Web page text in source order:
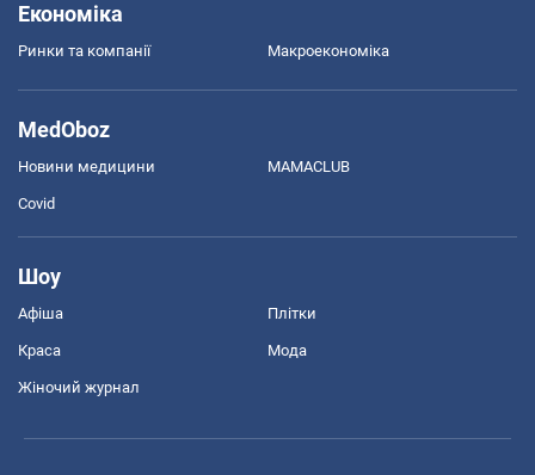
Економіка
Ринки та компанії Макроекономіка
MedOboz
Новини медицини MAMACLUB
Covid
Шоу
Афіша Плітки
Краса Мода
Жіночий журнал